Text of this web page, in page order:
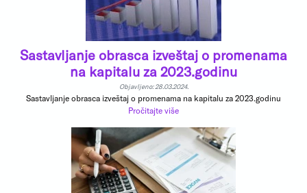
Sastavljanje obrasca izveštaj o promenama
na kapitalu za 2023.godinu
Objavljeno: 28.03.2024.
Sastavljanje obrasca izveštaj o promenama na kapitalu za 2023.godinu
Pročitajte više